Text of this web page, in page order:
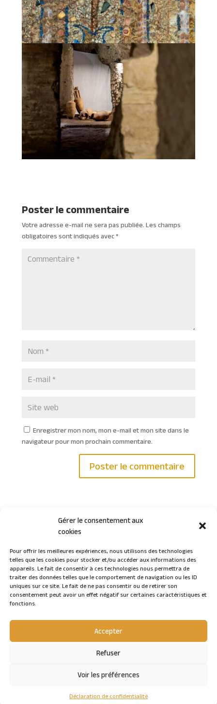
Gérer le consentement aux
cookies
Pour offrir les meilleures expériences, nous utilisons des technologies
telles que les cookies pour stocker et/ou accéder aux informations des
appareils. Le fait de consentir à ces technologies nous permettra de
traiter des données telles que le comportement de navigation ou les ID
uniques sur ce site. Le fait de ne pas consentir ou de retirer son
consentement peut avoir un effet négatif sur certaines caractéristiques et
fonctions.
Accepter
Refuser
Voir les préférences
Déclaration de confidentialité
Poster le commentaire
Votre adresse e-mail ne sera pas publiée. Les champs
obligatoires sont indiqués avec*
Enregistrer mon nom, mon e-mail et mon site dans le
navigateur pour mon prochain commentaire.
a
t
i
v
e
:
Connexion
© ArcheoThéma 2023